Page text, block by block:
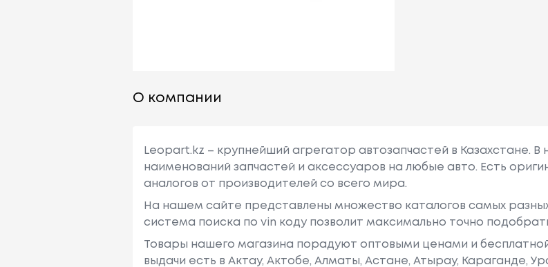
О компании
Leopart.kz – крупнейший агрегатор автозапчастей в Казахстане.
наименований запчастей и аксессуаров на любые авто. Есть
аналогов от производителей со всего мира.
На нашем сайте представлены множество каталогов самых
система поиска по vin коду позволит максимально точно
Товары нашего магазина порадуют оптовыми ценами и
выдачи есть в Актау, Актобе, Алматы, Астане, Атырау, Караганде,